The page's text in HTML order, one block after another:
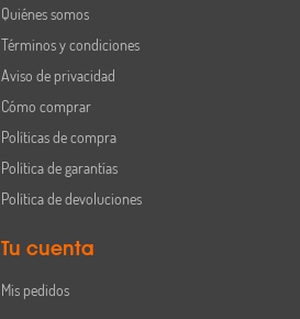
Quiénes somos
Términos y condiciones
Aviso de privacidad
Cómo comprar
Políticas de compra
Política de garantías
Política de devoluciones
Tu cuenta
Mis pedidos